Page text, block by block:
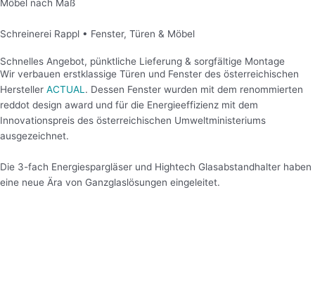
Möbel nach Maß
Schreinerei Rappl • Fenster, Türen & Möbel
Schnelles Angebot, pünktliche Lieferung & sorgfältige Montage
Wir verbauen erstklassige Türen und Fenster des österreichischen
Hersteller ACTUAL . Dessen Fenster wurden mit dem renommierten
reddot design award und für die Energieeffizienz mit dem
Innovationspreis des österreichischen Umweltministeriums
ausgezeichnet.
Die 3-fach Energiespargläser und Hightech Glasabstandhalter haben
eine neue Ära von Ganzglaslösungen eingeleitet.